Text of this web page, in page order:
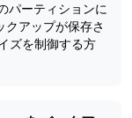
パーティションに
クアップが保存さ
ズを制御する方